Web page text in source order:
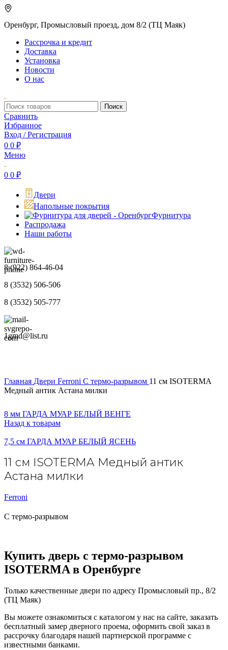
Оренбург, Промысловый проезд, дом 8/2 (ТЦ Маяк)
Рассрочка и кредит
Доставка
Установка
Новости
О нас
Поиск
Сравнить
Избранное
Вход / Регистрация
0 0 ₽
Меню
0 0 ₽
Двери
Напольные покрытия
Фурнитура
Распродажа
Наши работы
8 (922) 864-46-04
8 (3532) 506-506
8 (3532) 505-777
1gmd@list.ru
Главная Двери Ferroni С термо-разрывом 11 см ISOTERMA
Медный антик Астана милки
8 мм ГАРДА МУАР БЕЛЫЙ ВЕНГЕ
Назад к товарам
7,5 см ГАРДА МУАР БЕЛЫЙ ЯСЕНЬ
11 см ISOTERMA Медный антик
Астана милки
Ferroni
С термо-разрывом
Купить дверь с термо-разрывом
ISOTERMA в Оренбурге
Только качественные двери по адресу Промысловый пр., 8/2
(ТЦ Маяк)
Вы можете ознакомиться с каталогом у нас на сайте, заказать
бесплатный замер дверного проема, оформить свой заказ в
рассрочку благодаря нашей партнерской программе с
известными банками.